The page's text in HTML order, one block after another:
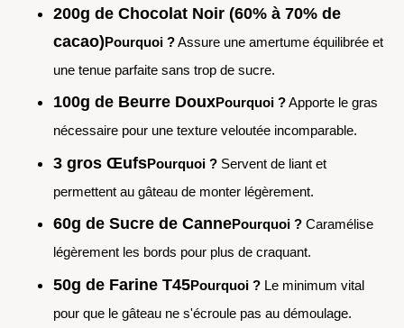
200g de Chocolat Noir (60% à 70% de
cacao)Pourquoi ?Assure une amertume équilibrée et
une tenue parfaite sans trop de sucre.
100g de Beurre DouxPourquoi ?Apporte le gras
nécessaire pour une texture veloutée incomparable.
3 gros ŒufsPourquoi ? Servent de liant et
permettent au gâteau de monter légèrement.
60g de Sucre de CannePourquoi ? Caramélise
légèrement les bords pour plus de craquant.
50g de Farine T45Pourquoi ? Le minimum vital
pour que le gâteau ne s'écroule pas au démoulage.